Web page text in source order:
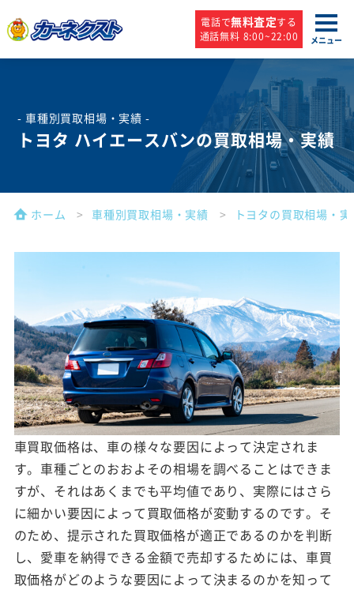
電話で無料査定する
通話無料 8:00~22:00
メニュー
- 車種別買取相場・実績 -
トヨタ ハイエースバンの買取相場・実績
ホーム 車種別買取相場・実績 トヨタの買取相場・
車買取価格は、車の様々な要因によって決定されま
す。車種ごとのおおよその相場を調べることはできま
すが、それはあくまでも平均値であり、実際にはさら
に細かい要因によって買取価格が変動するのです。そ
のため、提示された買取価格が適正であるのかを判断
し、愛車を納得できる金額で売却するためには、車買
取価格がどのような要因によって決まるのかを知って